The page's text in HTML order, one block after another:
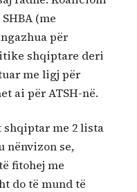
(me
për
shqiptare deri
me ligj për
ai për ATSH-në.
shqiptar me 2 lista
nënvizon se,
fitohej me
do të mund të